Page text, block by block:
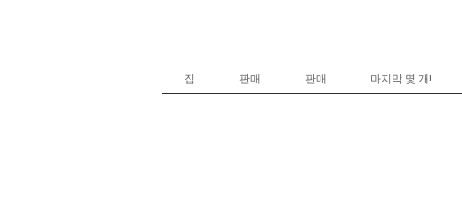
집 판매 판매 마지막 몇 개!